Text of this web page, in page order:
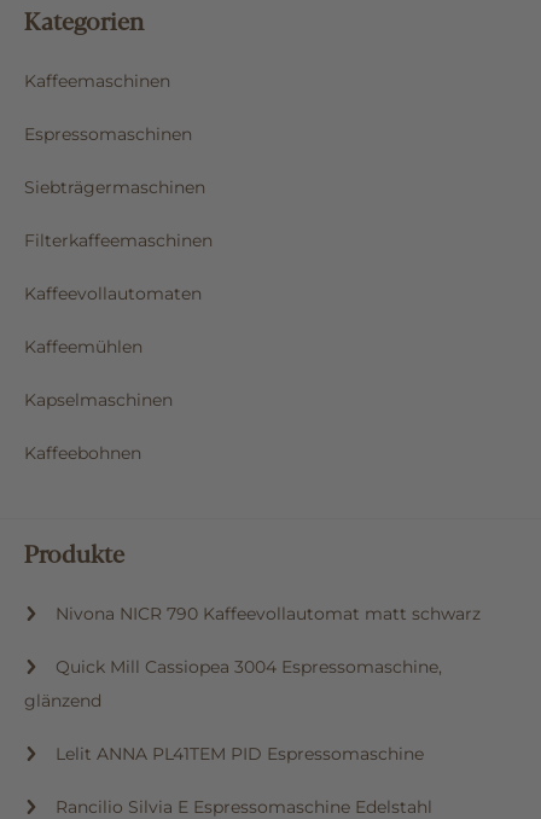
Kategorien
Kaffeemaschinen
Espressomaschinen
Siebträgermaschinen
Filterkaffeemaschinen
Kaffeevollautomaten
Kaffeemühlen
Kapselmaschinen
Kaffeebohnen
Produkte
Nivona NICR 790 Kaffeevollautomat matt schwarz
Quick Mill Cassiopea 3004 Espressomaschine,
glänzend
Lelit ANNA PL41TEM PID Espressomaschine
Rancilio Silvia E Espressomaschine Edelstahl